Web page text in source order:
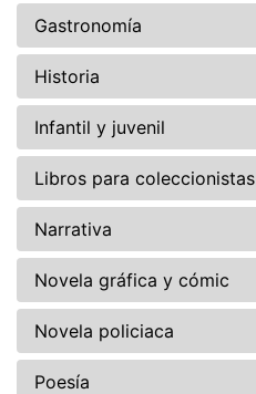
Gastronomía
Historia
Infantil y juvenil
Libros para coleccionistas
Narrativa
Novela gráfica y cómic
Novela policiaca
Poesía